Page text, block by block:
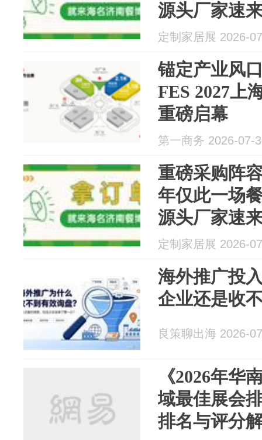
源头厂家速
定制家居展 2026-
锚定产业风
FES 2027上
重磅启幕
第一商务 2026-07-
重磅采购阵
年仅此一场
源头厂家速
定制家居展 2026-
海外推广投
企业还是收
良策聊出海 2026-
《2026年华
域最佳展会
排名与评分